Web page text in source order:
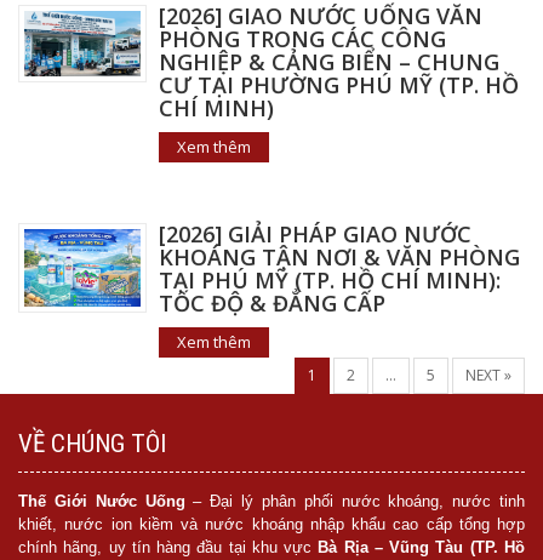
[2026] GIAO NƯỚC UỐNG VĂN
PHÒNG TRONG CÁC CÔNG
NGHIỆP & CẢNG BIỂN – CHUNG
CƯ TẠI PHƯỜNG PHÚ MỸ (TP. HỒ
CHÍ MINH)
Xem thêm
[2026] GIẢI PHÁP GIAO NƯỚC
KHOÁNG TẬN NƠI & VĂN PHÒNG
TẠI PHÚ MỸ (TP. HỒ CHÍ MINH):
TỐC ĐỘ & ĐẲNG CẤP
Xem thêm
1 2 … 5 NEXT »
VỀ CHÚNG TÔI
Thế Giới Nước Uống – Đại lý phân phối nước khoáng, nước tinh
khiết, nước ion kiềm và nước khoáng nhập khẩu cao cấp tổng hợp
chính hãng, uy tín hàng đầu tại khu vực Bà Rịa – Vũng Tàu (TP. Hồ